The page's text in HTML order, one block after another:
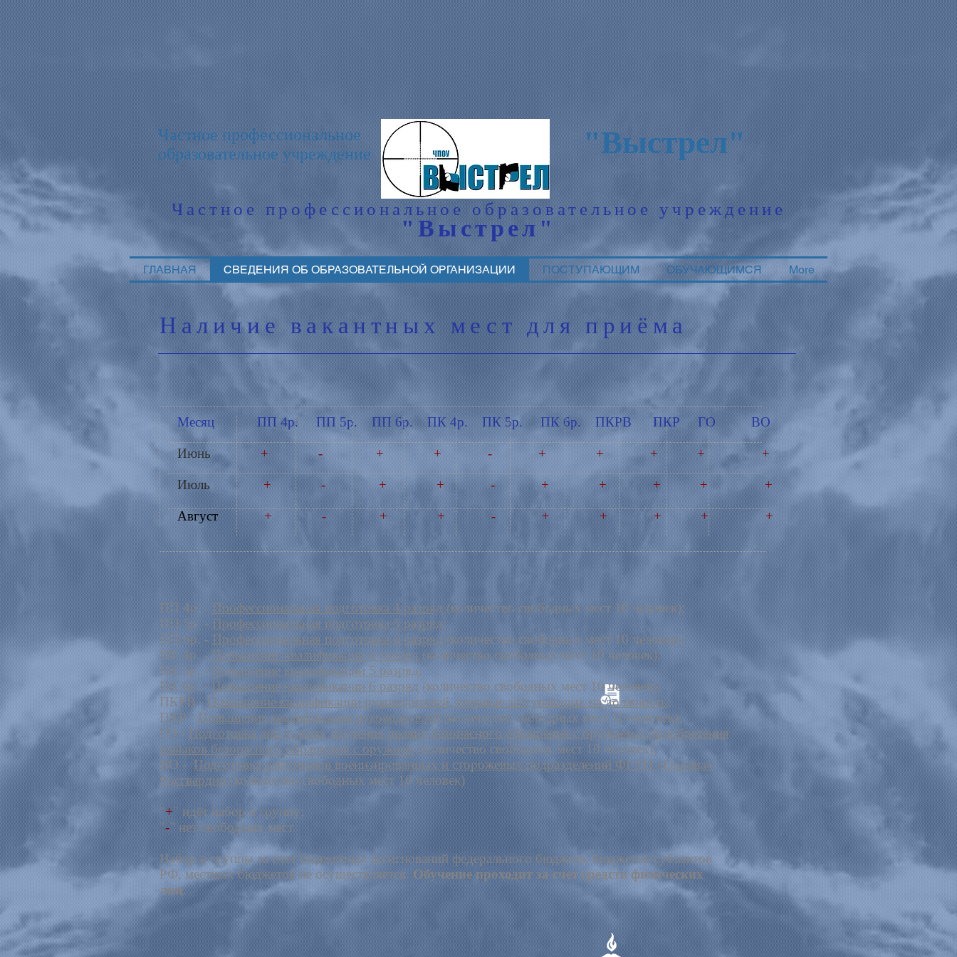
Частное профессиональное
образовательное учреждение
"Выстрел"
Частное профессиональное образовательное учреждение
"Выстрел"
ГЛАВНАЯ СВЕДЕНИЯ ОБ ОБРАЗОВАТЕЛЬНОЙ ОРГАНИЗАЦИИ ПОСТУПАЮЩИМ ОБУЧАЮЩИМСЯ More
Наличие вакантных мест для приёма
Месяц ПП 4р. ПП 5р. ПП 6р. ПК 4р. ПК 5р. ПК 6р. ПКРВ ПКР ГО ВО
Июнь + - + + - + + + + +
Июль + - + + - + + + + +
Август + - + + - + + + + +
ПП 4р. - Профессиональная подготовка 4 разряд (количество свободных мест 10 человек);
ПП 5р. - Профессиональная подготовка 5 разряд;
ПП 6р. - Профессиональная подготовка 6 разряд (количество свободных мест 10 человек);
ПК 4р. -Повышение квалификации 4 разряд (количество свободных мест 10 человек);
ПК 5р. - Повышение квалификации 5 разряд;
ПК 6р. -Повышение квалификации 6 разряд (количество свободных мест 10 человек);
ПКРВ - Повышение квалификации руководителей, впервые заступающих на должность;
ПКР - Повышение квалификации руководителей (количество свободных мест 10 человек);
ГО - Подготовка лиц в целях изучения правил безопасного обращения с оружием и приобретения
навыков безопасного обращения с оружием (количество свободных мест 10 человек);
ВО - Подготовка работников военизированных и сторожевых подразделений ФГУП «Охрана»
Росгвардии (количество свободных мест 10 человек)
"+" идёт набор в группу;
"-" нет свободных мест.
Набор в группы за счет бюджетных ассигнований федерального бюджета, бюджетов субъектов
РФ, местных бюджетов не осуществляется. Обучение проходит за счет средств физических
лиц.